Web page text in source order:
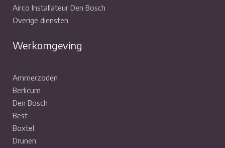
Airco Installateur Den Bosch
Overige diensten
Werkomgeving
Ammerzoden
Berlicum
Den Bosch
Best
Boxtel
Drunen